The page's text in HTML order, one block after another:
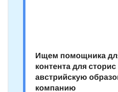
Ищем помощника
контента для
австрийскую
компанию